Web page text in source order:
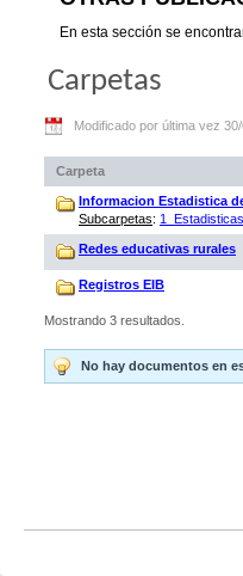
En esta sección se
Carpetas
Modificado por última vez
Carpeta
Informacion Estadistica
Subcarpetas:
Redes educativas rurales
Registros EIB
Mostrando 3 resultados.
No hay documentos en